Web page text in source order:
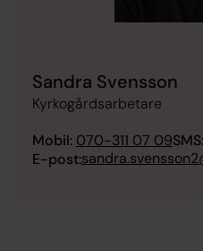
Sandra Svensson
Kyrkogårdsarbetare
Mobil: 070-311 07 09SMS:
E-post: